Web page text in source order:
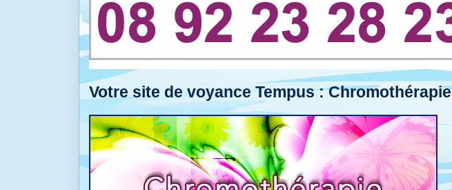
Votre site de voyance Tempus : Chromothérapie